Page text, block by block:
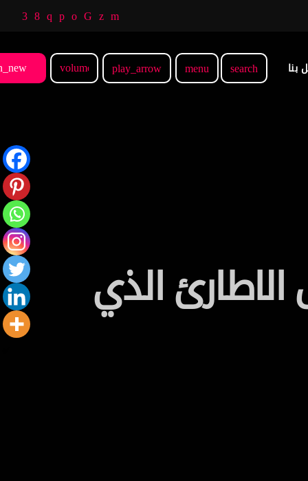
بنا search
menu
play_arrow
volume_up
الاطارئ الذي